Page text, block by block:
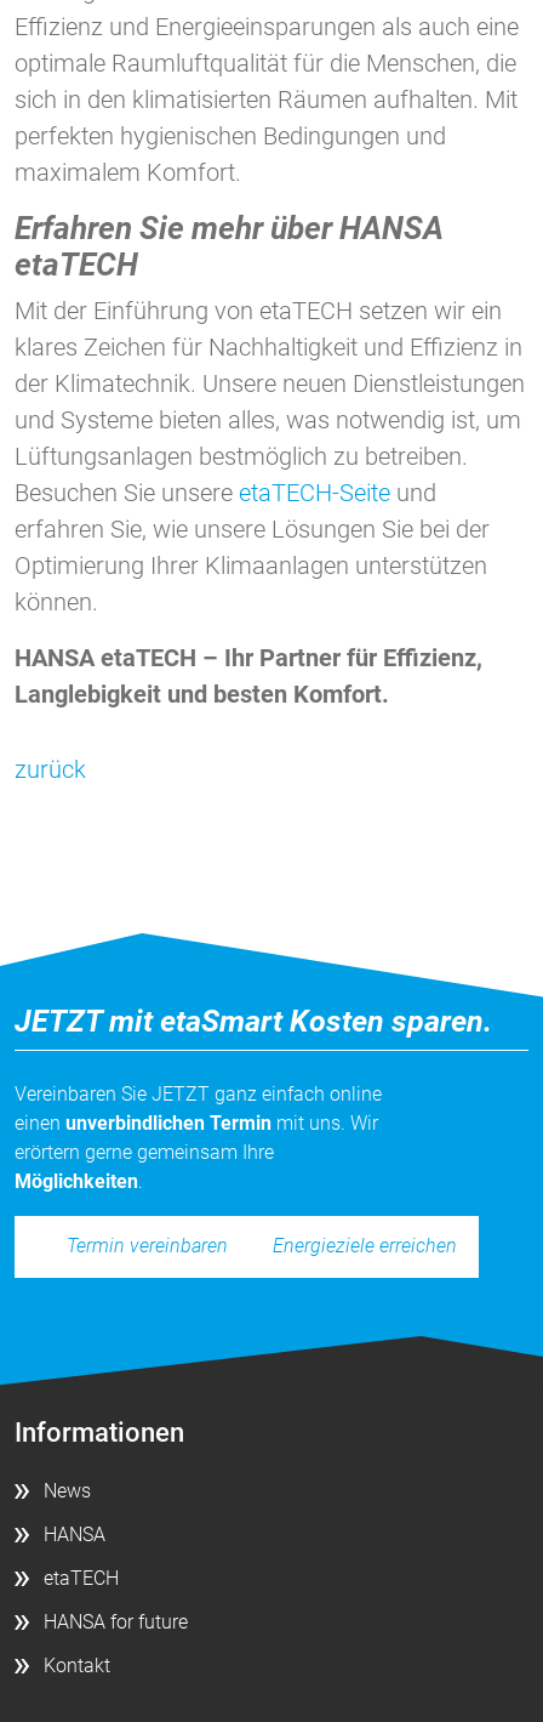
Effizienz und Energieeinsparungen als auch eine
optimale Raumluftqualität für die Menschen, die
sich in den klimatisierten Räumen aufhalten. Mit
perfekten hygienischen Bedingungen und
maximalem Komfort.
Erfahren Sie mehr über HANSA
etaTECH
Mit der Einführung von etaTECH setzen wir ein
klares Zeichen für Nachhaltigkeit und Effizienz in
der Klimatechnik. Unsere neuen Dienstleistungen
und Systeme bieten alles, was notwendig ist, um
Lüftungsanlagen bestmöglich zu betreiben.
Besuchen Sie unsere etaTECH-Seite und
erfahren Sie, wie unsere Lösungen Sie bei der
Optimierung Ihrer Klimaanlagen unterstützen
können.
HANSA etaTECH – Ihr Partner für Effizienz,
Langlebigkeit und besten Komfort.
zurück
JETZT mit etaSmart Kosten sparen.
Vereinbaren Sie JETZT ganz einfach online
einen unverbindlichen Termin mit uns. Wir
erörtern gerne gemeinsam Ihre
Möglichkeiten.
Termin vereinbaren Energieziele erreichen
Informationen
News
HANSA
etaTECH
HANSA for future
Kontakt